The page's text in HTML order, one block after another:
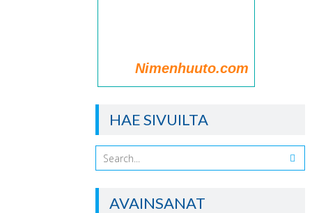
Nimenhuuto.com
HAE SIVUILTA
AVAINSANAT